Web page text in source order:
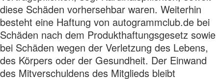
diese Schäden vorhersehbar waren. Weiterhin
besteht eine Haftung von autogrammclub.de bei
Schäden nach dem Produkthaftungsgesetz sowie
bei Schäden wegen der Verletzung des Lebens,
des Körpers oder der Gesundheit. Der Einwand
des Mitverschuldens des Mitglieds bleibt